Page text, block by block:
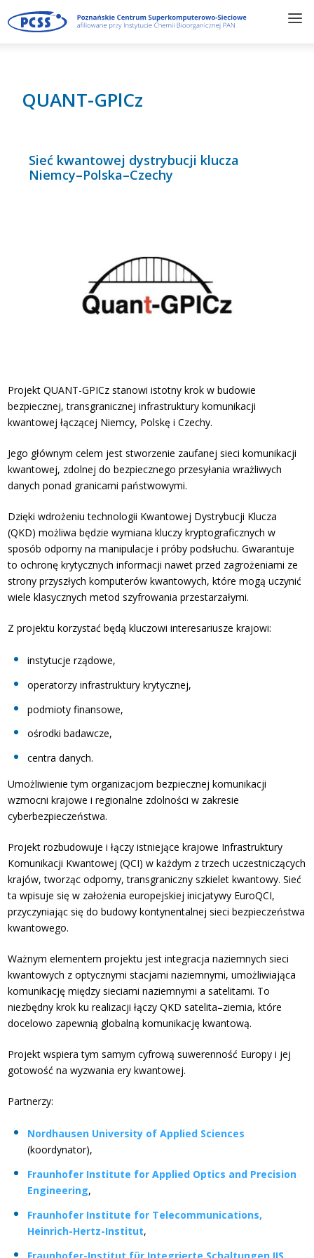
QUANT-GPlCz
Sieć kwantowej dystrybucji klucza
Niemcy–Polska–Czechy
Projekt QUANT-GPICz stanowi istotny krok w budowie
bezpiecznej, transgranicznej infrastruktury komunikacji
kwantowej łączącej Niemcy, Polskę i Czechy.
Jego głównym celem jest stworzenie zaufanej sieci komunikacji
kwantowej, zdolnej do bezpiecznego przesyłania wrażliwych
danych ponad granicami państwowymi.
Dzięki wdrożeniu technologii Kwantowej Dystrybucji Klucza
(QKD) możliwa będzie wymiana kluczy kryptograficznych w
sposób odporny na manipulacje i próby podsłuchu. Gwarantuje
to ochronę krytycznych informacji nawet przed zagrożeniami ze
strony przyszłych komputerów kwantowych, które mogą uczynić
wiele klasycznych metod szyfrowania przestarzałymi.
Z projektu korzystać będą kluczowi interesariusze krajowi:
instytucje rządowe,
operatorzy infrastruktury krytycznej,
podmioty finansowe,
ośrodki badawcze,
centra danych.
Umożliwienie tym organizacjom bezpiecznej komunikacji
wzmocni krajowe i regionalne zdolności w zakresie
cyberbezpieczeństwa.
Projekt rozbudowuje i łączy istniejące krajowe Infrastruktury
Komunikacji Kwantowej (QCI) w każdym z trzech uczestniczących
krajów, tworząc odporny, transgraniczny szkielet kwantowy. Sieć
ta wpisuje się w założenia europejskiej inicjatywy EuroQCI,
przyczyniając się do budowy kontynentalnej sieci bezpieczeństwa
kwantowego.
Ważnym elementem projektu jest integracja naziemnych sieci
kwantowych z optycznymi stacjami naziemnymi, umożliwiająca
komunikację między sieciami naziemnymi a satelitami. To
niezbędny krok ku realizacji łączy QKD satelita–ziemia, które
docelowo zapewnią globalną komunikację kwantową.
Projekt wspiera tym samym cyfrową suwerenność Europy i jej
gotowość na wyzwania ery kwantowej.
Partnerzy:
Nordhausen University of Applied Sciences
(koordynator),
Fraunhofer Institute for Applied Optics and Precision
Engineering,
Fraunhofer Institute for Telecommunications,
Heinrich-Hertz-Institut,
Fraunhofer-Institut für Integrierte Schaltungen IIS,